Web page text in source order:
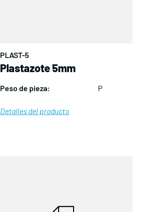
PLAST-5
Plastazote 5mm
Peso de pieza: P
Detalles del producto